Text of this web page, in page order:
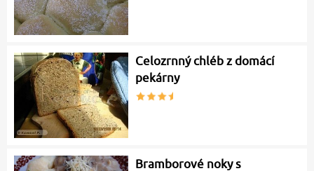
Celozrnný chléb z domácí
pekárny
Bramborové noky s